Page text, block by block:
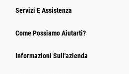
Servizi E Assistenza
Come Possiamo Aiutarti?
Informazioni Sull'azienda